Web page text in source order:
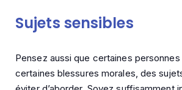
Sujets sensibles
Pensez aussi que certaines
certaines blessures morales, des